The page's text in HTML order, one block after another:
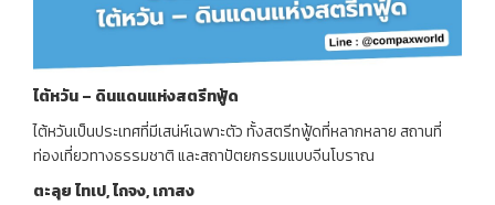
ไต้หวัน – ดินแดนแห่งสตรีทฟู้ด
ไต้หวันเป็นประเทศที่มีเสน่ห์เฉพาะตัว ทั้งสตรีทฟู้ดที่หลากหลาย สถานที่
ท่องเที่ยวทางธรรมชาติ และสถาปัตยกรรมแบบจีนโบราณ
ตะลุย ไทเป,ไถจง,เกาสง